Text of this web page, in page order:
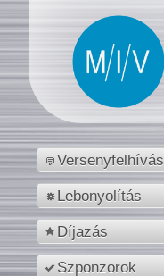
Versenyfelhívás
Lebonyolítás
Díjazás
Szponzorok